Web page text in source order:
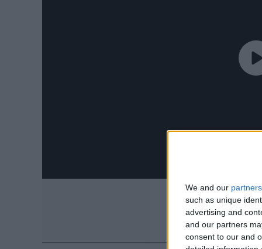
We and our partners
such as unique
advertising and
and our partners
consent to our and